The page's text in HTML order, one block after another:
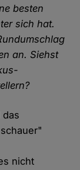
besten
sich hat.
an. Siehst
nicht